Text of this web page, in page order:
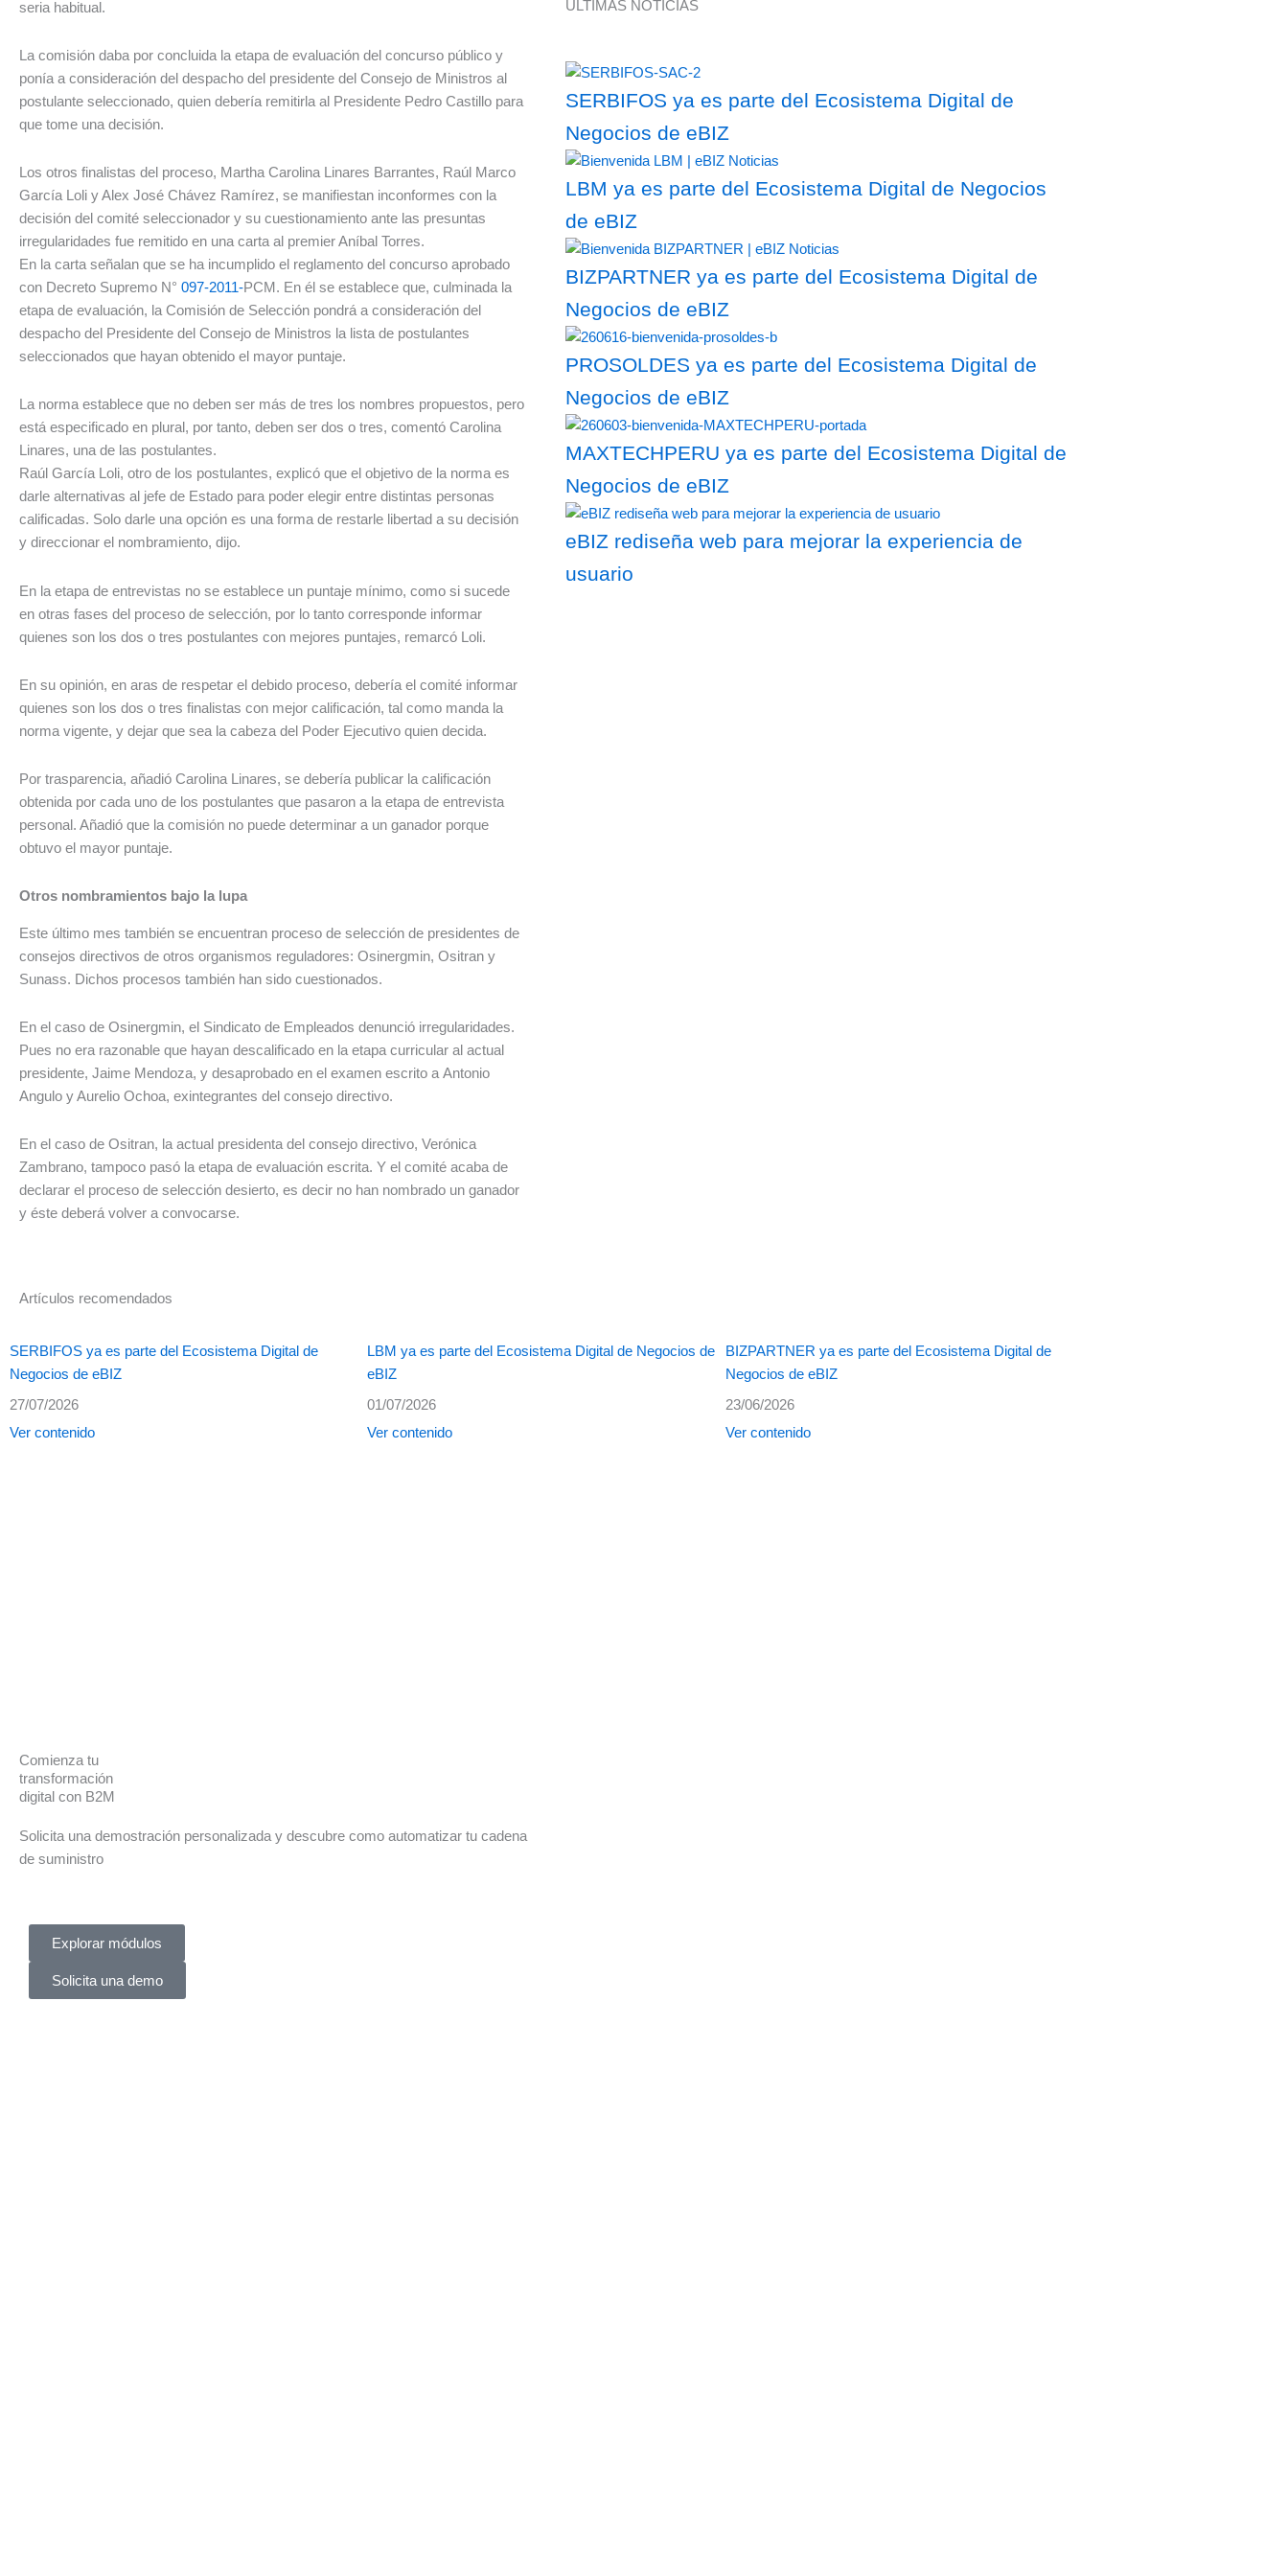
seria habitual.
La comisión daba por concluida la etapa de evaluación del concurso público y
ponía a consideración del despacho del presidente del Consejo de Ministros al
postulante seleccionado, quien debería remitirla al Presidente Pedro Castillo para
que tome una decisión.
Los otros finalistas del proceso, Martha Carolina Linares Barrantes, Raúl Marco
García Loli y Alex José Chávez Ramírez, se manifiestan inconformes con la
decisión del comité seleccionador y su cuestionamiento ante las presuntas
irregularidades fue remitido en una carta al premier Aníbal Torres.
En la carta señalan que se ha incumplido el reglamento del concurso aprobado
con Decreto Supremo N° 097-2011-PCM. En él se establece que, culminada la
etapa de evaluación, la Comisión de Selección pondrá a consideración del
despacho del Presidente del Consejo de Ministros la lista de postulantes
seleccionados que hayan obtenido el mayor puntaje.
La norma establece que no deben ser más de tres los nombres propuestos, pero
está especificado en plural, por tanto, deben ser dos o tres, comentó Carolina
Linares, una de las postulantes.
Raúl García Loli, otro de los postulantes, explicó que el objetivo de la norma es
darle alternativas al jefe de Estado para poder elegir entre distintas personas
calificadas. Solo darle una opción es una forma de restarle libertad a su decisión
y direccionar el nombramiento, dijo.
En la etapa de entrevistas no se establece un puntaje mínimo, como si sucede
en otras fases del proceso de selección, por lo tanto corresponde informar
quienes son los dos o tres postulantes con mejores puntajes, remarcó Loli.
En su opinión, en aras de respetar el debido proceso, debería el comité informar
quienes son los dos o tres finalistas con mejor calificación, tal como manda la
norma vigente, y dejar que sea la cabeza del Poder Ejecutivo quien decida.
Por trasparencia, añadió Carolina Linares, se debería publicar la calificación
obtenida por cada uno de los postulantes que pasaron a la etapa de entrevista
personal. Añadió que la comisión no puede determinar a un ganador porque
obtuvo el mayor puntaje.
Otros nombramientos bajo la lupa
Este último mes también se encuentran proceso de selección de presidentes de
consejos directivos de otros organismos reguladores: Osinergmin, Ositran y
Sunass. Dichos procesos también han sido cuestionados.
En el caso de Osinergmin, el Sindicato de Empleados denunció irregularidades.
Pues no era razonable que hayan descalificado en la etapa curricular al actual
presidente, Jaime Mendoza, y desaprobado en el examen escrito a Antonio
Angulo y Aurelio Ochoa, exintegrantes del consejo directivo.
En el caso de Ositran, la actual presidenta del consejo directivo, Verónica
Zambrano, tampoco pasó la etapa de evaluación escrita. Y el comité acaba de
declarar el proceso de selección desierto, es decir no han nombrado un ganador
y éste deberá volver a convocarse.
ÚLTIMAS NOTICIAS
SERBIFOS ya es parte del Ecosistema Digital de
Negocios de eBIZ
LBM ya es parte del Ecosistema Digital de Negocios
de eBIZ
BIZPARTNER ya es parte del Ecosistema Digital de
Negocios de eBIZ
PROSOLDES ya es parte del Ecosistema Digital de
Negocios de eBIZ
MAXTECHPERU ya es parte del Ecosistema Digital de
Negocios de eBIZ
eBIZ rediseña web para mejorar la experiencia de
usuario
Artículos recomendados
SERBIFOS ya es parte del Ecosistema Digital de
Negocios de eBIZ
27/07/2026
Ver contenido
LBM ya es parte del Ecosistema Digital de Negocios de
eBIZ
01/07/2026
Ver contenido
BIZPARTNER ya es parte del Ecosistema Digital de
Negocios de eBIZ
23/06/2026
Ver contenido
Comienza tu
transformación
digital con B2M
Solicita una demostración personalizada y descubre como automatizar tu cadena
de suministro
Explorar módulos
Solicita una demo